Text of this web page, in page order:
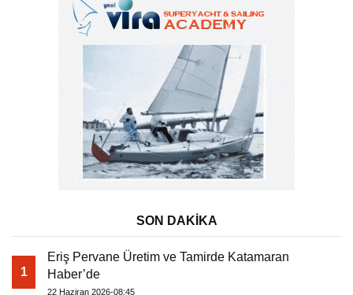
SON DAKİKA
1
Eriş Pervane Üretim ve Tamirde Katamaran
Haber’de
22 Haziran 2026-08:45